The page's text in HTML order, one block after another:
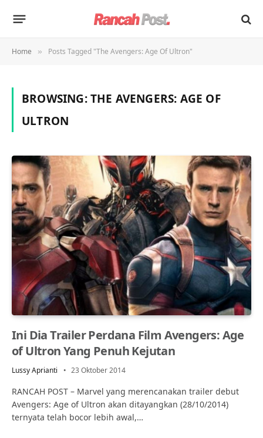
Home » Posts Tagged "The Avengers: Age Of Ultron"
BROWSING:THE AVENGERS: AGE OF
ULTRON
Ini Dia Trailer Perdana Film Avengers: Age
of Ultron Yang Penuh Kejutan
Lussy Aprianti 23 Oktober 2014
RANCAH POST – Marvel yang merencanakan trailer debut
Avengers: Age of Ultron akan ditayangkan (28/10/2014)
ternyata telah bocor lebih awal,…